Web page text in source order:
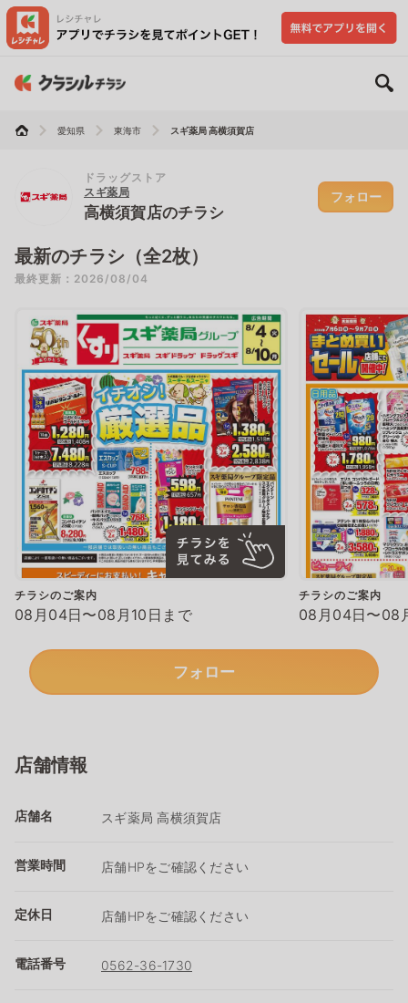
愛知県 東海市 スギ薬局 高横須賀店
ドラッグストア
スギ薬局
高横須賀店のチラシ
フォロー
最新のチラシ（全2枚）
最終更新：2026/08/04
チラシのご案内
08月04日〜08月10日まで
チラシのご案内
08月04日〜08
フォロー
店舗情報
店舗名 スギ薬局 高横須賀店
営業時間 店舗HPをご確認ください
定休日 店舗HPをご確認ください
電話番号 0562-36-1730